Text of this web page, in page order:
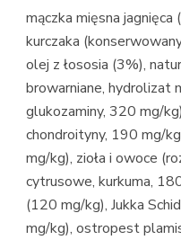
mączka mięsna
kurczaka
olej z łososia (3%),
browarniane, hydrolizat
glukozaminy, 320 mg/
chondroityny, 190 mg/
mg/kg), zioła i owoce
cytrusowe, kurkuma,
(120 mg/kg), Jukka
mg/kg), ostropest